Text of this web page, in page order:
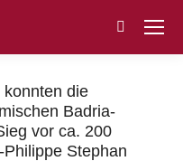
Search:
die
Badria-
vor ca. 200
Stephan